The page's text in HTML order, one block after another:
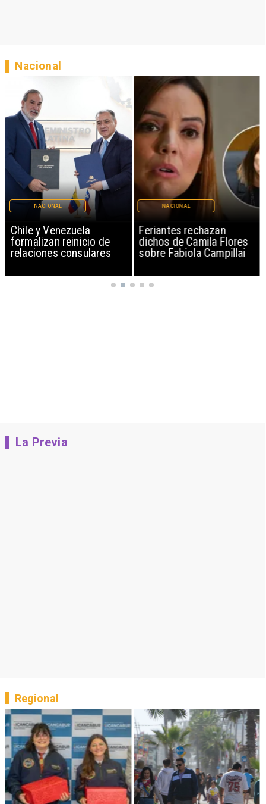
Chile y Venezuela
formalizan reinicio de
relaciones consulares
NACIONAL
Feriantes rechazan
dichos de Camila Flores
sobre Fabiola Campillai
NACIONAL
Nacional
La Previa
Regional